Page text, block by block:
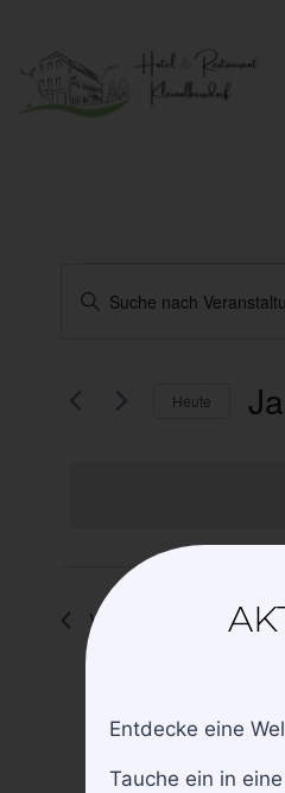
und
Bitte
Suche
Heute
Vorheriger Tag
Entdecke eine
Tauche ein in